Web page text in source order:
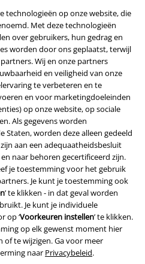
technologieën op onze website, die
Met deze technologieën
over gebruikers, hun gedrag en
worden door ons geplaatst, terwijl
Wij en onze partners
en veiligheid van onze
te verbeteren en te
en voor marketingdoeleinden
op onze website, op sociale
Als gegevens worden
Staten, worden deze alleen gedeeld
aan een adequaatheidsbesluit
naar behoren gecertificeerd zijn.
je toestemming voor het gebruik
Je kunt je toestemming ook
’ te klikken - in dat geval worden
Je kunt je individuele
op ‘Voorkeuren instellen’ te klikken.
op elk gewenst moment hier
of te wijzigen. Ga voor meer
naar Privacybeleid.